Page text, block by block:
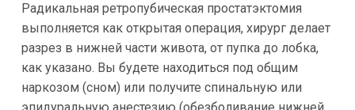
Радикальная ретропубическая простатэктомия
выполняется как открытая операция, хирург делает
разрез в нижней части живота, от пупка до лобка,
как указано. Вы будете находиться под общим
наркозом (сном) или получите спинальную или